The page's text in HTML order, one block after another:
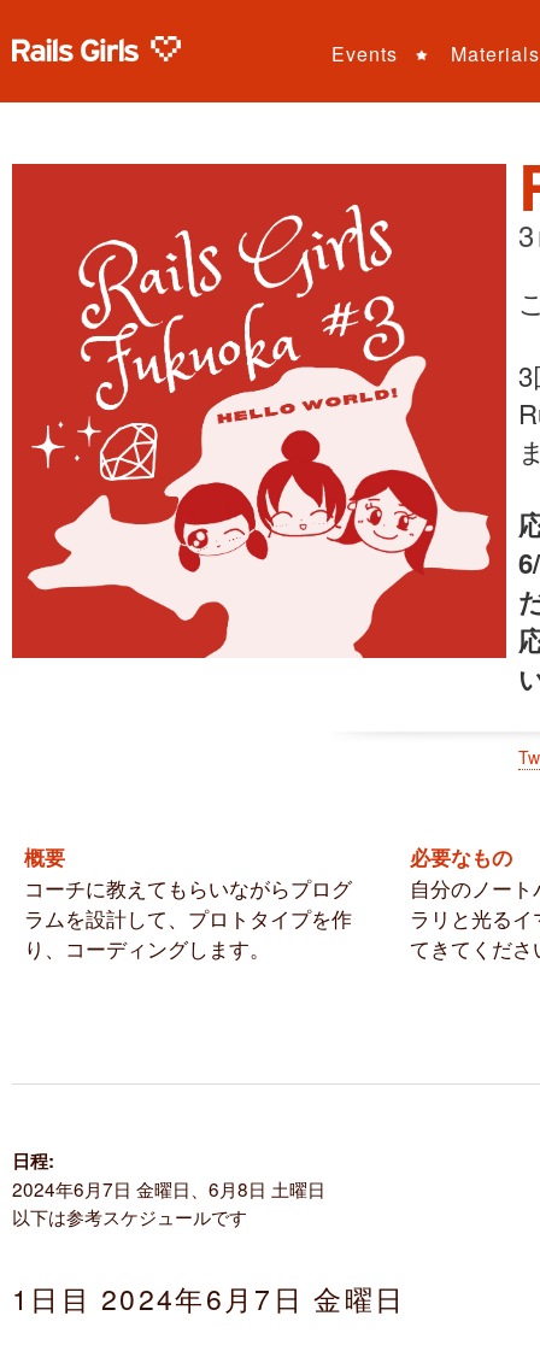
Events Materials
概要
コーチに教えてもらいながらプログ
ラムを設計して、プロトタイプを作
り、コーディングします。
必要なもの
自分のノー
ラリと光る
てきてくださ
日程:
2024年6月7日 金曜日、6月8日 土曜日
以下は参考スケジュールです
1日目 2024年6月7日 金曜日